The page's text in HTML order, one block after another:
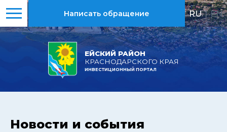
ЕЙСКИЙ РАЙОН
КРАСНОДАРСКОГО КРАЯ
ИНВЕСТИЦИОННЫЙ ПОРТАЛ
Написать обращение RU | EN
Новости и события